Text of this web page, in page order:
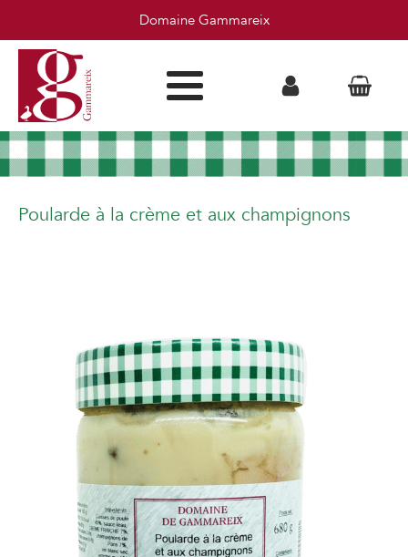
Domaine Gammareix
Poularde à la crème et aux champignons